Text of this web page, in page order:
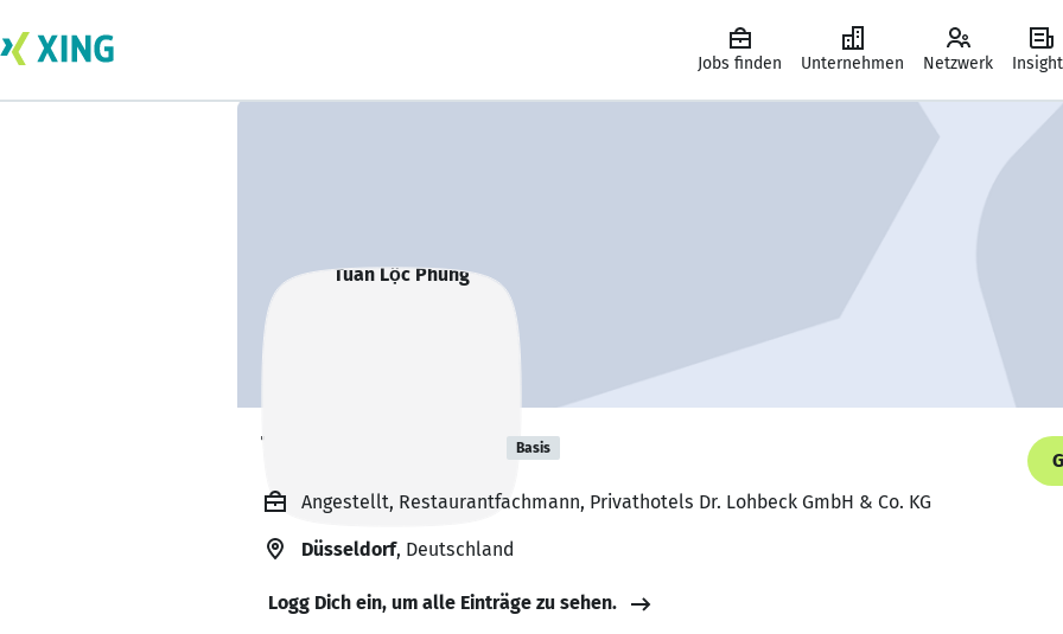
Jobs finden Unternehmen Netzwerk
Tuấn Lộc Phùng Basis
Angestellt, Restaurantfachmann, Privathotels Dr. Lohbeck GmbH & Co. KG
Düsseldorf, Deutschland
Logg Dich ein, um alle Einträge zu sehen.